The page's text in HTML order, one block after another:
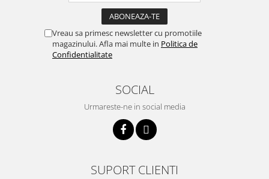
Vreau sa primesc newsletter cu promotiile
magazinului. Afla mai multe in Politica de
Confidentialitate
SOCIAL
Urmareste-ne in social media
SUPORT CLIENTI